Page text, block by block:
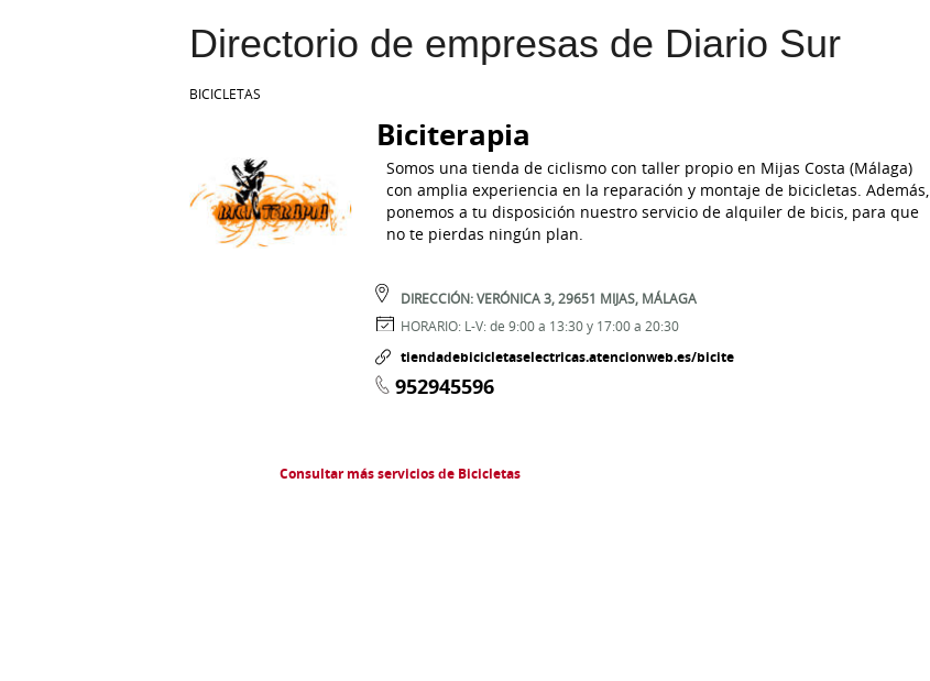
Directorio de empresas de Diario Sur
BICICLETAS
Biciterapia
Somos una tienda de ciclismo con taller propio en Mijas Costa (Málaga)
con amplia experiencia en la reparación y montaje de bicicletas. Además,
ponemos a tu disposición nuestro servicio de alquiler de bicis, para que
no te pierdas ningún plan.
DIRECCIÓN:VERÓNICA 3,29651 MIJAS, MÁLAGA
HORARIO: L-V: de 9:00 a 13:30 y 17:00 a 20:30
tiendadebicicletaselectricas.atencionweb.es/bicite
952945596
Consultar más servicios de Bicicletas